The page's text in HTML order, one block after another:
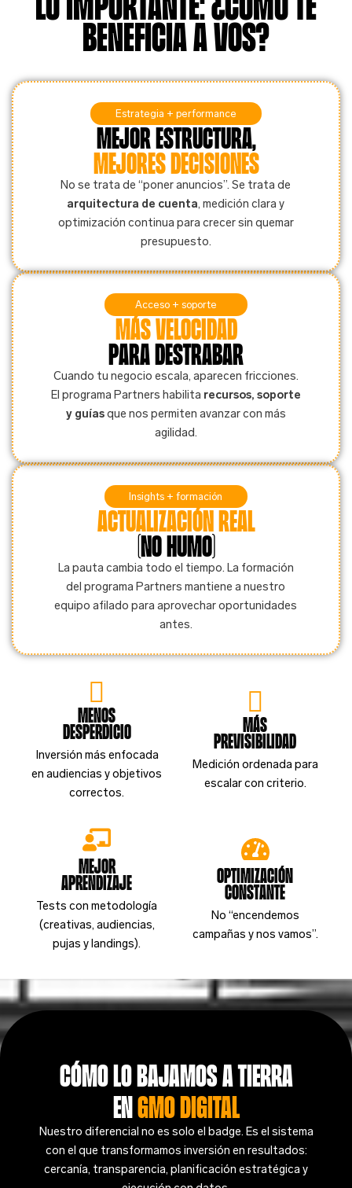
beneficia a vos?
Estrategia + performance
Mejor estructura,
mejores decisiones
No se trata de “poner anuncios”. Se trata de
arquitectura de cuenta, medición clara y
optimización continua para crecer sin quemar
presupuesto.
Acceso + soporte
Más velocidad
para destrabar
Cuando tu negocio escala, aparecen fricciones.
El programa Partners habilita recursos, soporte
y guíasque nos permiten avanzar con más
agilidad.
Insights + formación
Actualización real
(no humo)
La pauta cambia todo el tiempo. La formación
del programa Partners mantiene a nuestro
equipo afilado para aprovechar oportunidades
antes.
menos
desperdicio
Inversión más enfocada
en audiencias y objetivos
correctos.
Más
previsibilidad
Medición ordenada para
escalar con criterio.
Mejor
aprendizaje
Tests con metodología
(creativas, audiencias,
pujas y landings).
Optimización
constante
No “encendemos
campañas y nos vamos”.
Cómo lo bajamos a tierra
enGMO Digital
Nuestro diferencial no es solo el badge. Es el sistema
con el que transformamos inversión en resultados:
cercanía, transparencia, planificación estratégica y